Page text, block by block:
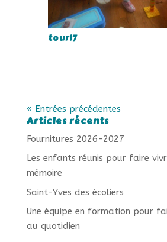
tour17
Articles récents
Fournitures 2026-2027
Les enfants réunis pour faire